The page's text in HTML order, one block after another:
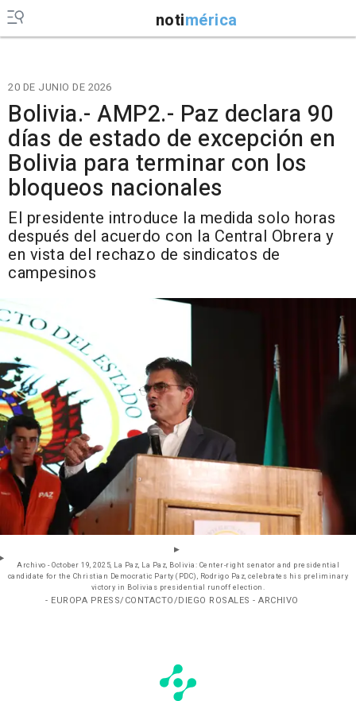
notimérica
20 DE JUNIO DE 2026
Bolivia.- AMP2.- Paz declara 90
días de estado de excepción en
Bolivia para terminar con los
bloqueos nacionales
El presidente introduce la medida solo horas
después del acuerdo con la Central Obrera y
en vista del rechazo de sindicatos de
campesinos
Archivo - October 19, 2025, La Paz, La Paz, Bolivia: Center-right senator and presidential
candidate for the Christian Democratic Party (PDC), Rodrigo Paz, celebrates his preliminary
victory in Bolivias presidential runoff election.
- EUROPA PRESS/CONTACTO/DIEGO ROSALES - ARCHIVO